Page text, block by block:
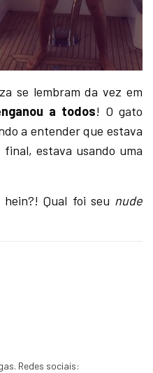
se lembram da vez em
a todos! O gato
a entender que estava
estava usando uma
Qual foi seu nude
Redes sociais: